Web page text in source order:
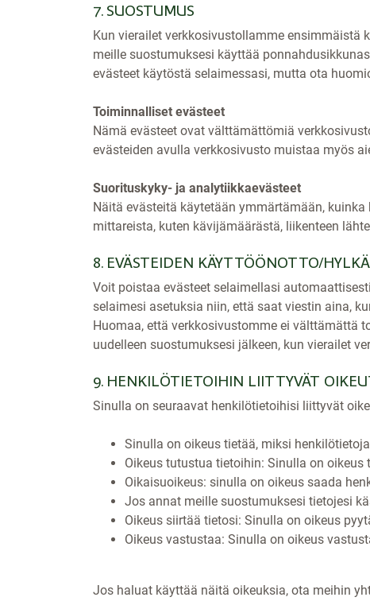
7. SUOSTUMUS
Kun vierailet verkkosivustollamme ensimmäistä
meille suostumuksesi käyttää
evästeet käytöstä selaimessasi, mutta ota
Toiminnalliset evästeet
Nämä evästeet ovat välttämättömiä
evästeiden avulla verkkosivusto muistaa myös
Suorituskyky- ja analytiikkaevästeet
Näitä evästeitä käytetään ymmärtämään,
mittareista, kuten kävijämäärästä, liikenteen
8. EVÄSTEIDEN KÄYTTÖÖNOTTO/
Voit poistaa evästeet selaimellasi
selaimesi asetuksia niin, että saat viestin aina,
Huomaa, että verkkosivustomme ei välttämättä
uudelleen suostumuksesi jälkeen, kun vierailet
9. HENKILÖTIETOIHIN LIITTYVÄT
Sinulla on seuraavat henkilötietoihisi liittyvät
Sinulla on oikeus tietää, miksi
Oikeus tutustua tietoihin: Sinulla on
Oikaisuoikeus: sinulla on oikeus saada
Jos annat meille suostumuksesi tietojesi
Oikeus siirtää tietosi: Sinulla on oikeus
Oikeus vastustaa: Sinulla on oikeus
Jos haluat käyttää näitä oikeuksia, ota meihin